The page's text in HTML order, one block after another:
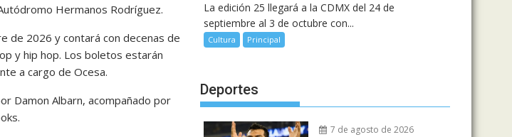
Hermanos Rodríguez.
de 2026 y contará con decenas de
y hip hop. Los boletos estarán
a cargo de Ocesa.
Damon Albarn, acompañado por
.
La edición 25 llegará a la CDMX del 24 de
septiembre al 3 de octubre con...
Cultura Principal
Deportes
7 de agosto de 2026